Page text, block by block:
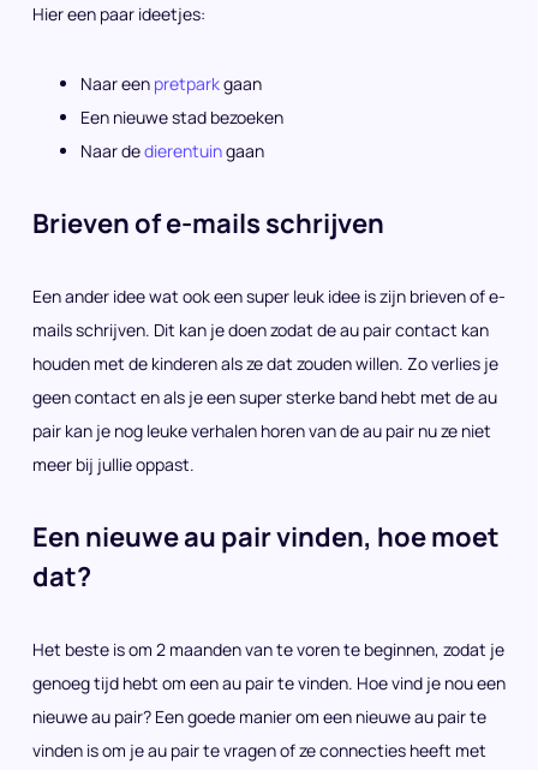
Hier een paar ideetjes:
Naar een pretparkgaan
Een nieuwe stad bezoeken
Naar dedierentuingaan
Brieven of e-mails schrijven
Een ander idee wat ook een super leuk idee is zijn brieven of e-
mails schrijven. Dit kan je doen zodat de au pair contact kan
houden met de kinderen als ze dat zouden willen. Zo verlies je
geen contact en als je een super sterke band hebt met de au
pair kan je nog leuke verhalen horen van de au pair nu ze niet
meer bij jullie oppast.
Een nieuwe au pair vinden, hoe moet
dat?
Het beste is om 2 maanden van te voren te beginnen, zodat je
genoeg tijd hebt om een au pair te vinden. Hoe vind je nou een
nieuwe au pair? Een goede manier om een nieuwe au pair te
vinden is om je au pair te vragen of ze connecties heeft met